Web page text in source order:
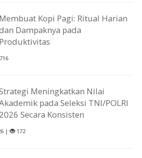
Membuat Kopi Pagi: Ritual Harian
Dampaknya pada
Produktivitas
Meningkatkan Nilai
pada Seleksi TNI/POLRI
2026 Secara Konsisten
| 172